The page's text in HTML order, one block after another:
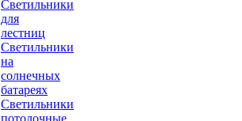
Светильники
для
лестниц
Светильники
на
солнечных
батареях
Светильники
потолочные